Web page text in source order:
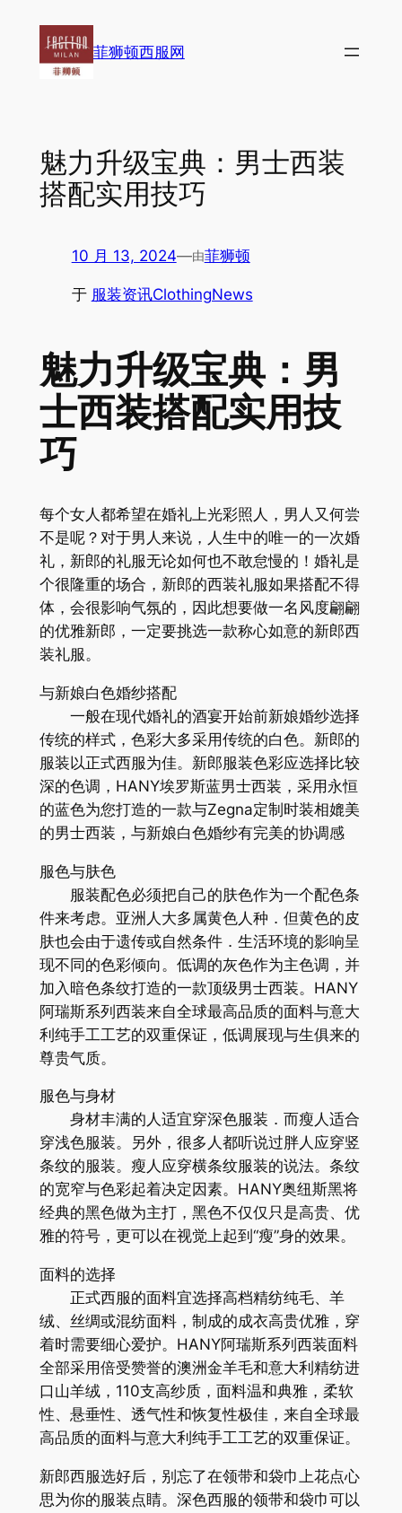
菲狮顿西服网
魅力升级宝典：男士西装
搭配实用技巧
10 月 13, 2024—由菲狮顿
于 服装资讯ClothingNews
魅力升级宝典：男
士西装搭配实用技
巧
每个女人都希望在婚礼上光彩照人，男人又何尝
不是呢？对于男人来说，人生中的唯一的一次婚
礼，新郎的礼服无论如何也不敢怠慢的！婚礼是
个很隆重的场合，新郎的西装礼服如果搭配不得
体，会很影响气氛的，因此想要做一名风度翩翩
的优雅新郎，一定要挑选一款称心如意的新郎西
装礼服。
与新娘白色婚纱搭配
一般在现代婚礼的酒宴开始前新娘婚纱选择
传统的样式，色彩大多采用传统的白色。新郎的
服装以正式西服为佳。新郎服装色彩应选择比较
深的色调，HANY埃罗斯蓝男士西装，采用永恒
的蓝色为您打造的一款与Zegna定制时装相媲美
的男士西装，与新娘白色婚纱有完美的协调感
服色与肤色
服装配色必须把自己的肤色作为一个配色条
件来考虑。亚洲人大多属黄色人种．但黄色的皮
肤也会由于遗传或自然条件．生活环境的影响呈
现不同的色彩倾向。低调的灰色作为主色调，并
加入暗色条纹打造的一款顶级男士西装。HANY
阿瑞斯系列西装来自全球最高品质的面料与意大
利纯手工工艺的双重保证，低调展现与生俱来的
尊贵气质。
服色与身材
身材丰满的人适宜穿深色服装．而瘦人适合
穿浅色服装。另外，很多人都听说过胖人应穿竖
条纹的服装。瘦人应穿横条纹服装的说法。条纹
的宽窄与色彩起着决定因素。HANY奥纽斯黑将
经典的黑色做为主打，黑色不仅仅只是高贵、优
雅的符号，更可以在视觉上起到“瘦”身的效果。
面料的选择
正式西服的面料宜选择高档精纺纯毛、羊
绒、丝绸或混纺面料，制成的成衣高贵优雅，穿
着时需要细心爱护。HANY阿瑞斯系列西装面料
全部采用倍受赞誉的澳洲金羊毛和意大利精纺进
口山羊绒，110支高纱质，面料温和典雅，柔软
性、悬垂性、透气性和恢复性极佳，来自全球最
高品质的面料与意大利纯手工工艺的双重保证。
新郎西服选好后，别忘了在领带和袋巾上花点心
思为你的服装点睛。深色西服的领带和袋巾可以